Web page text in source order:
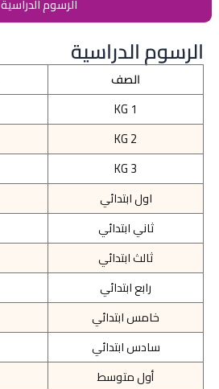
الرسوم الدراسية
الرسوم الدراسية
الصف
KG 1
KG 2
KG 3
اول ابتدائي
ثاني ابتدائي
ثالث ابتدائي
رابع ابتدائي
خامس ابتدائي
سادس ابتدائي
أول متوسط